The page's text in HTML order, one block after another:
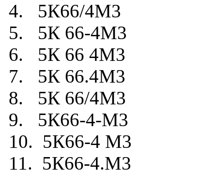
4. 5К66/4М3
5. 5К 66-4М3
6. 5К 66 4М3
7. 5К 66.4М3
8. 5К 66/4М3
9. 5К66-4-М3
10. 5К66-4 М3
11. 5К66-4.М3